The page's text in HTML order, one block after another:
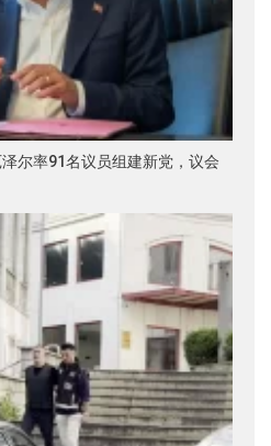
尔率91名议员组建新党，议会